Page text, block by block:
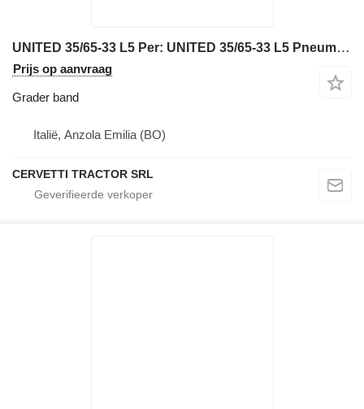
UNITED 35/65-33 L5 Per: UNITED 35/65-33 L5 Pneumatico
Prijs op aanvraag
Grader band
Italië, Anzola Emilia (BO)
CERVETTI TRACTOR SRL